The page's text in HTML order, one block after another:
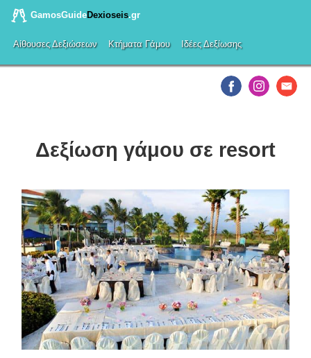
GamosGuideDexioseis.gr
Αίθουσες Δεξιώσεων Κτήματα Γάμου Ιδέες Δεξίωσης
Δεξίωση γάμου σε resort